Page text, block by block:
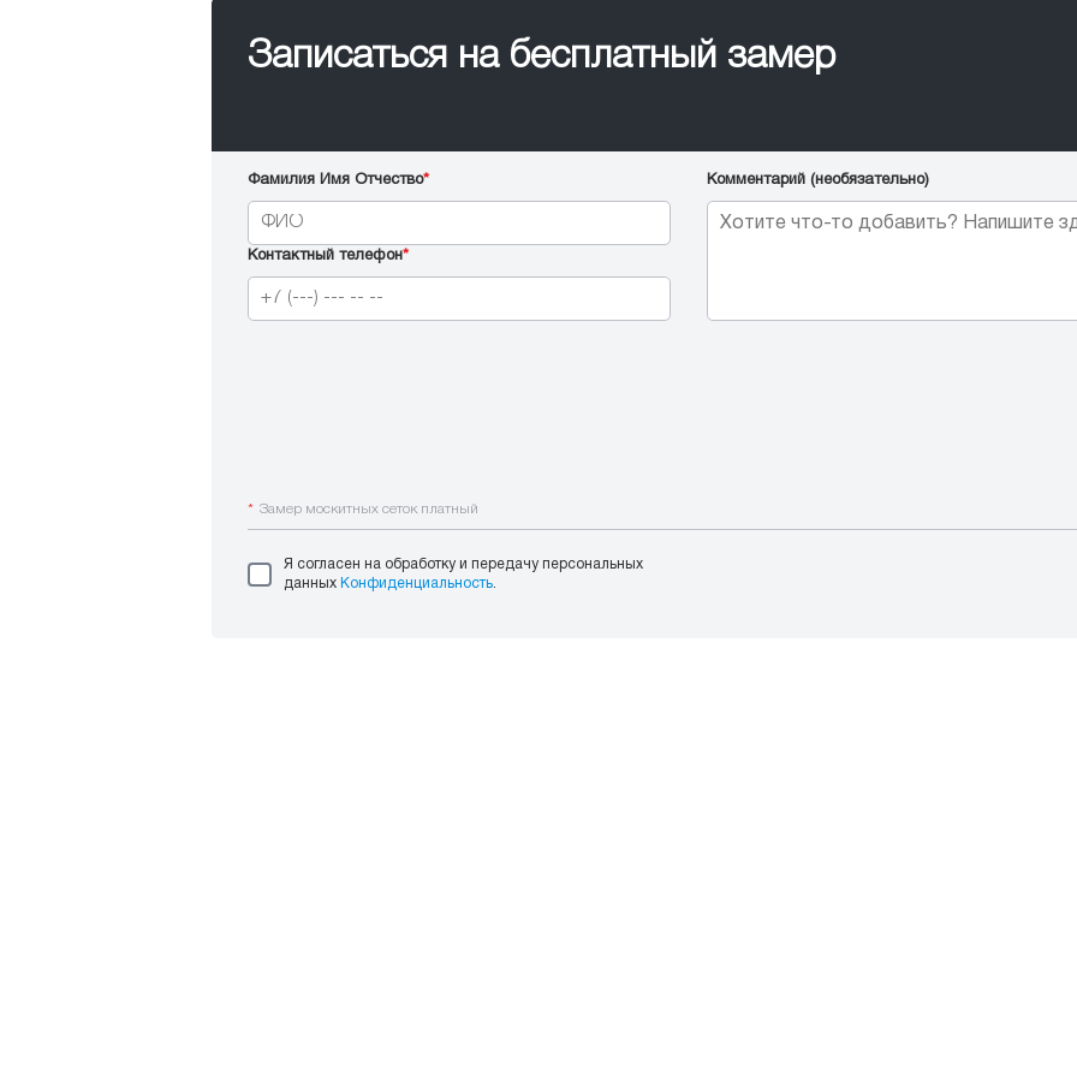
Записаться на бесплатный замер
Фамилия Имя Отчество*
Контактный телефон *
Комментарий (необязательно)
* Замер москитных сеток платный
Я согласен на обработку и передачу персональных
данных Конфиденциальность.